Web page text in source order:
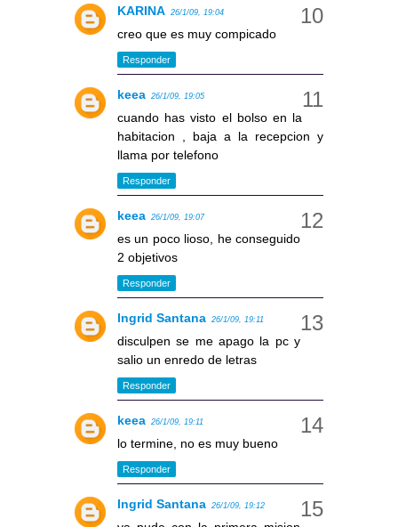
KARINA 26/1/09, 19:04
creo que es muy compicado
Responder
keea 26/1/09, 19:05
cuando has visto el bolso en la
habitacion , baja a la recepcion y
llama por telefono
Responder
keea 26/1/09, 19:07
es un poco lioso, he conseguido
2 objetivos
Responder
Ingrid Santana 26/1/09, 19:11
disculpen se me apago la pc y
salio un enredo de letras
Responder
keea 26/1/09, 19:11
lo termine, no es muy bueno
Responder
Ingrid Santana 26/1/09, 19:12